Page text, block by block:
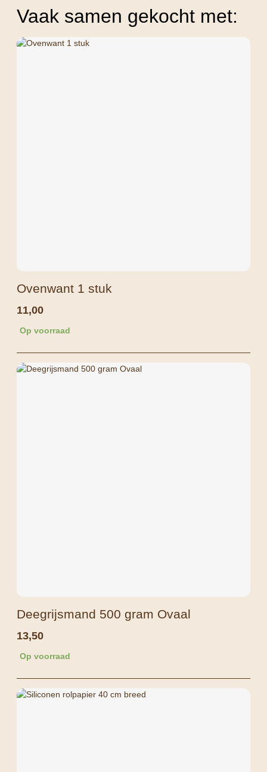
Vaak samen gekocht met:
Ovenwant 1 stuk
11,00
Op voorraad
Deegrijsmand 500 gram Ovaal
13,50
Op voorraad